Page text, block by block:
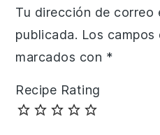
Tu dirección de correo
publicada. Los
marcados con *
Recipe Rating